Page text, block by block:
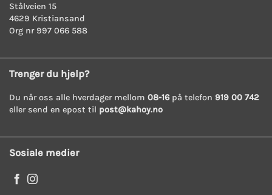
Stålveien 15
4629 Kristiansand
Org nr 997 066 588
Trenger du hjelp?
Du når oss alle hverdager mellom 08-16på telefon 919 00 742
eller send en epost til post@kahoy.no
Sosiale medier